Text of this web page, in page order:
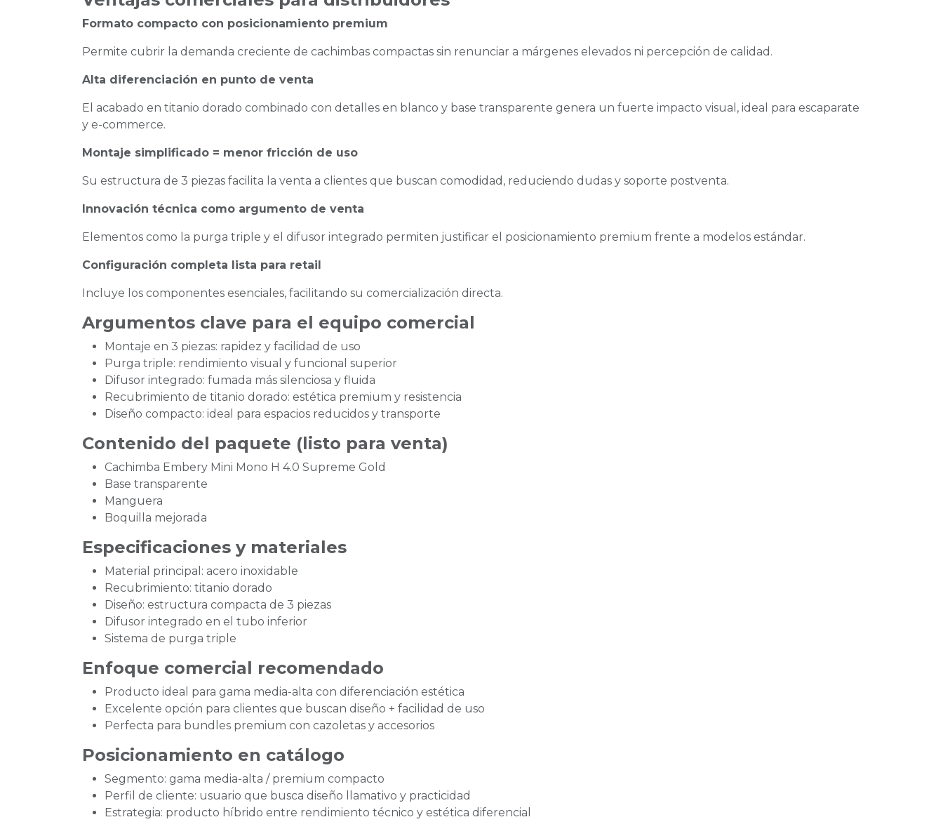
Formato compacto con posicionamiento premium
Permite cubrir la demanda creciente de cachimbas compactas sin renunciar a márgenes elevados ni percepción de calidad.
Alta diferenciación en punto de venta
El acabado en titanio dorado combinado con detalles en blanco y base transparente genera un fuerte impacto visual, ideal para escaparate
y e-commerce.
Montaje simplificado = menor fricción de uso
Su estructura de 3 piezas facilita la venta a clientes que buscan comodidad, reduciendo dudas y soporte postventa.
Innovación técnica como argumento de venta
Elementos como la purga triple y el difusor integrado permiten justificar el posicionamiento premium frente a modelos estándar.
Configuración completa lista para retail
Incluye los componentes esenciales, facilitando su comercialización directa.
Argumentos clave para el equipo comercial
Montaje en 3 piezas: rapidez y facilidad de uso
Purga triple: rendimiento visual y funcional superior
Difusor integrado: fumada más silenciosa y fluida
Recubrimiento de titanio dorado: estética premium y resistencia
Diseño compacto: ideal para espacios reducidos y transporte
Contenido del paquete (listo para venta)
Cachimba Embery Mini Mono H 4.0 Supreme Gold
Base transparente
Manguera
Boquilla mejorada
Especificaciones y materiales
Material principal: acero inoxidable
Recubrimiento: titanio dorado
Diseño: estructura compacta de 3 piezas
Difusor integrado en el tubo inferior
Sistema de purga triple
Enfoque comercial recomendado
Producto ideal para gama media-alta con diferenciación estética
Excelente opción para clientes que buscan diseño + facilidad de uso
Perfecta para bundles premium con cazoletas y accesorios
Posicionamiento en catálogo
Segmento: gama media-alta / premium compacto
Perfil de cliente: usuario que busca diseño llamativo y practicidad
Estrategia: producto híbrido entre rendimiento técnico y estética diferencial